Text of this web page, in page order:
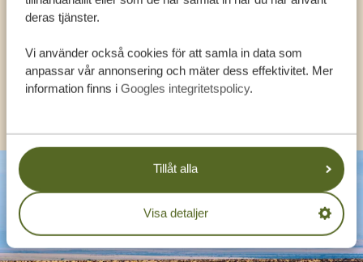
deras tjänster.
Vi använder också cookies för att samla in data som
anpassar vår annonsering och mäter dess effektivitet. Mer
information finns i Googles integritetspolicy.
Tillåt alla
Visa detaljer
SV:+31 174 788 108